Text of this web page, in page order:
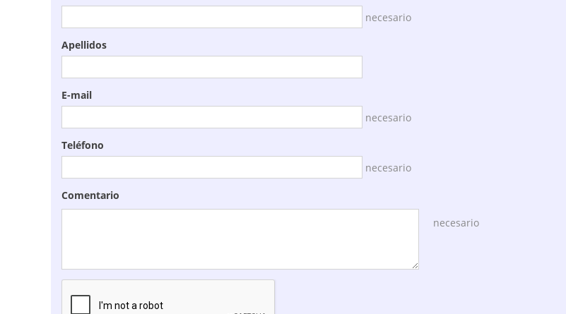
necesario
Apellidos
E-mail
necesario
Teléfono
necesario
Comentario
necesario